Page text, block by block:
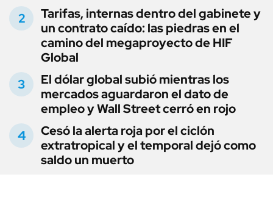
Tarifas, internas dentro del gabinete y
un contrato caído: las piedras en el
camino del megaproyecto de HIF
Global
El dólar global subió mientras los
mercados aguardaron el dato de
empleo y Wall Street cerró en rojo
Cesó la alerta roja por el ciclón
extratropical y el temporal dejó como
saldo un muerto